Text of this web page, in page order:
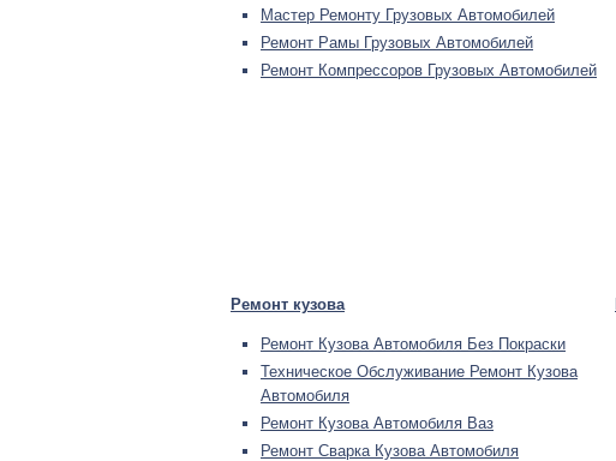
Мастер Ремонту Грузовых Автомобилей
Ремонт Рамы Грузовых Автомобилей
Ремонт Компрессоров Грузовых Автомобилей
Ремонт кузова
Ремонт Кузова Автомобиля Без Покраски
Техническое Обслуживание Ремонт Кузова
Автомобиля
Ремонт Кузова Автомобиля Ваз
Ремонт Сварка Кузова Автомобиля